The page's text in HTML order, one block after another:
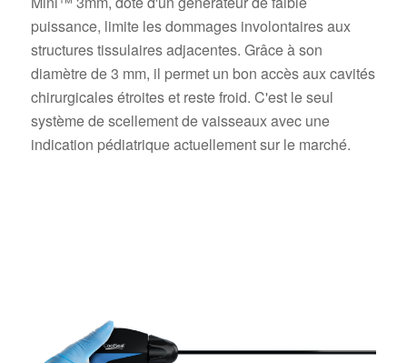
puissance, limite les dommages involontaires aux
structures tissulaires adjacentes. Grâce à son
diamètre de 3 mm, il permet un bon accès aux cavités
chirurgicales étroites et reste froid. C'est le seul
système de scellement de vaisseaux avec une
indication pédiatrique actuellement sur le marché.